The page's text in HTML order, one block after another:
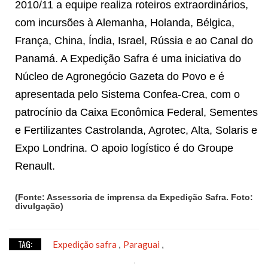
2010/11 a equipe realiza roteiros extraordinários,
com incursões à Alemanha, Holanda, Bélgica,
França, China, Índia, Israel, Rússia e ao Canal do
Panamá. A Expedição Safra é uma iniciativa do
Núcleo de Agronegócio Gazeta do Povo e é
apresentada pelo Sistema Confea-Crea, com o
patrocínio da Caixa Econômica Federal, Sementes
e Fertilizantes Castrolanda, Agrotec, Alta, Solaris e
Expo Londrina. O apoio logístico é do Groupe
Renault.
(Fonte: Assessoria de imprensa da Expedição Safra. Foto:
divulgação)
TAG: Expedição safra , Paraguai ,